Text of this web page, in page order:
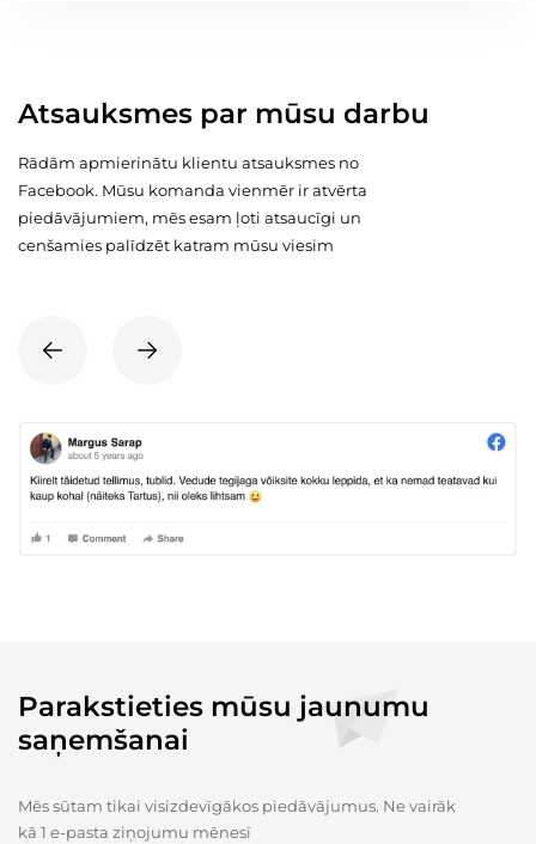
Atsauksmes par mūsu darbu
Rādām apmierinātu klientu atsauksmes no
Facebook. Mūsu komanda vienmēr ir atvērta
piedāvājumiem, mēs esam ļoti atsaucīgi un
cenšamies palīdzēt katram mūsu viesim
Parakstieties mūsu jaunumu
saņemšanai
Mēs sūtam tikai visizdevīgākos piedāvājumus. Ne vairāk
kā 1 e-pasta ziņojumu mēnesī